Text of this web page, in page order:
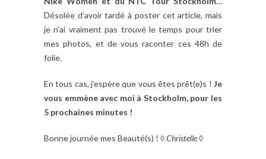
Désolée d’avoir tardé à poster cet article, mais
je n’ai vraiment pas trouvé le temps pour trier
mes photos, et de vous raconter ces 48h de
folie.
En tous cas, j’espère que vous êtes prêt(e)s ! Je
vous emmène avec moi à Stockholm, pour les
5 prochaines minutes !
Bonne journée mes Beauté(s) ! ◊Christelle◊